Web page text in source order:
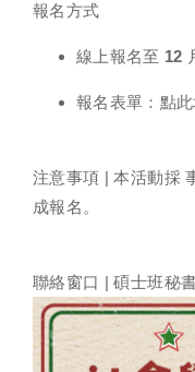
報名方式
線上報名至 12
報名表單 ： 點
注意事項 | 本活動採
成報名。
聯絡窗口 | 碩士班秘